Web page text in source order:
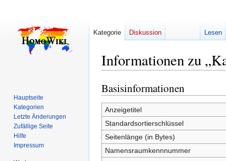
Informationen zu
Zur
Navigation
springen
Zur
Suche
springen
Basisinformationen
Anzeigetitel
Standardsortierschlüssel
Seitenlänge (in Bytes)
Namensraumkennnummer
Kategorie Diskussion Lesen
Hauptseite
Kategorien
Letzte Änderungen
Zufällige Seite
Hilfe
Impressum